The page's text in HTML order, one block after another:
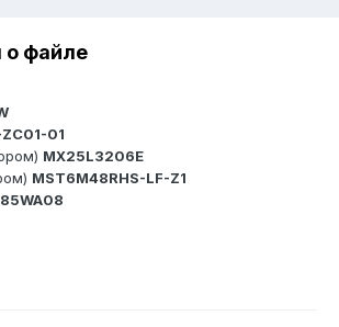
файле
01
MX25L3206E
MST6M48RHS-LF-Z1